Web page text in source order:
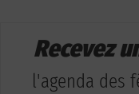
Recevez
l'agenda des